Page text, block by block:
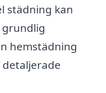
städning kan
hemstädning